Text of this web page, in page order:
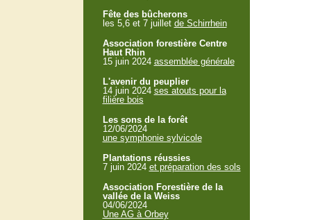
Fête des bûcherons
les 5,6 et 7 juillet de Schirrhein
Association forestière Centre
Haut Rhin
15 juin 2024 assemblée générale
L'avenir du peuplier
14 juin 2024 ses atouts pour la
filière bois
Les sons de la forêt
12/06/2024
une symphonie sylvicole
Plantations réussies
7 juin 2024 et préparation des sols
Association Forestière de la
vallée de la Weiss
04/06/2024
Une AG à Orbey